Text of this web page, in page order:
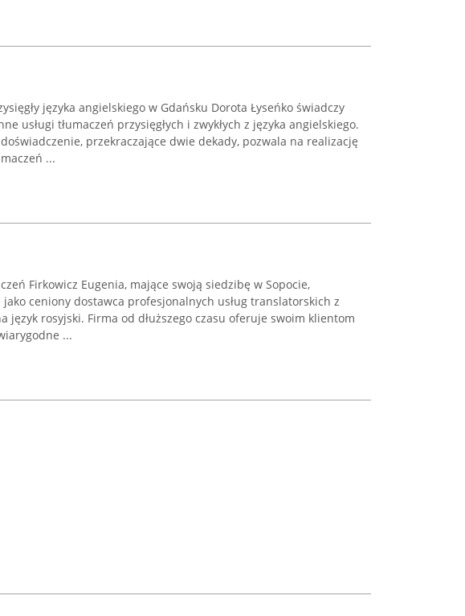
języka angielskiego w Gdańsku Dorota Łyseńko świadczy
usługi tłumaczeń przysięgłych i zwykłych z języka angielskiego.
przekraczające dwie dekady, pozwala na realizację
...
Firkowicz Eugenia, mające swoją siedzibę w Sopocie,
ceniony dostawca profesjonalnych usług translatorskich z
język rosyjski. Firma od dłuższego czasu oferuje swoim klientom
...